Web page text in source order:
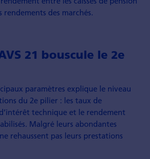
des marchés.
21 bouscule le 2e
paramètres explique le niveau
du 2e pilier : les taux de
technique et le rendement
Malgré leurs abondantes
rehaussent pas leurs prestations